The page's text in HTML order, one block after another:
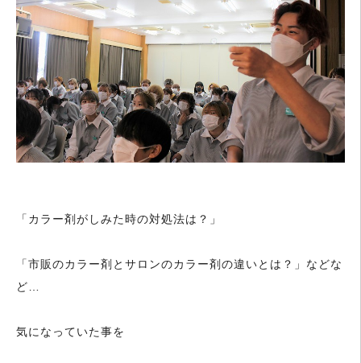
「カラー剤がしみた時の対処法は？」
「市販のカラー剤とサロンのカラー剤の違いとは？」などな
ど…
気になっていた事を